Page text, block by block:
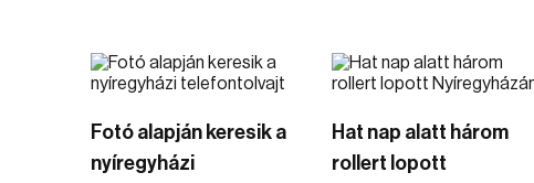
Fotó alapján keresik a
nyíregyházi
Hat nap alatt három
rollert lopott